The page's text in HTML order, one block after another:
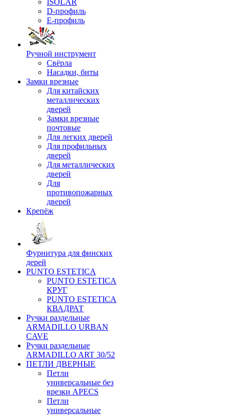
ISOLAR
D-профиль
Е-профиль
Ручной инструмент
Свёрла
Насадки, биты
Замки врезные
Для китайских
металлических
дверей
Замки врезные
почтовые
Для легких дверей
Для профильных
дверей
Для металлических
дверей
Для
противопожарных
дверей
Крепёж
Фурнитура для финских
дерей
PUNTO ESTETICA
PUNTO ESTETICA
КРУГ
PUNTO ESTETICA
КВАДРАТ
Ручки раздельные
ARMADILLO URBAN
CAVE
Ручки раздельные
ARMADILLO ART 30/52
ПЕТЛИ ДВЕРНЫЕ
Петли
универсальные без
врезки APECS
Петли
универсальные